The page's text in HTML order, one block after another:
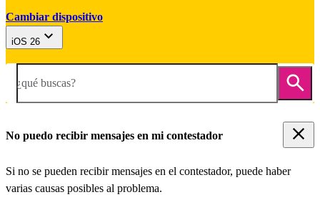
Cambiar dispositivo
iOS 26
¿qué buscas?
No puedo recibir mensajes en mi contestador
Si no se pueden recibir mensajes en el contestador, puede haber
varias causas posibles al problema.